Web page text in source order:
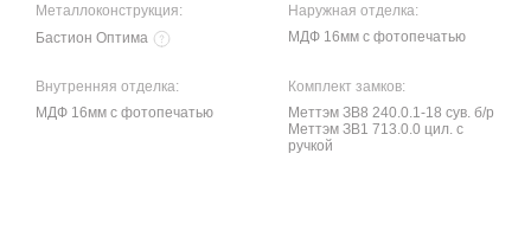
Металлоконструкция:
Бастион Оптима
Наружная отделка:
МДФ 16мм с фотопечатью
Внутренняя отделка:
МДФ 16мм с фотопечатью
Комплект замков:
Меттэм ЗВ8 240.0.1-18 сув. б/р
Меттэм ЗВ1 713.0.0 цил. с
ручкой